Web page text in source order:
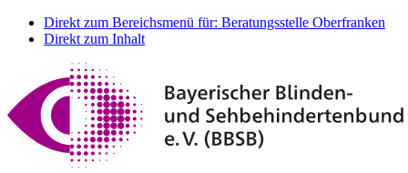
Direkt zum Bereichsmenü für: Beratungsstelle Oberfranken
Direkt zum Inhalt